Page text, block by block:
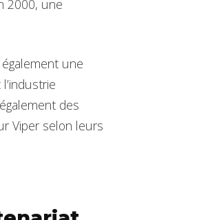
2000, une
une
des
Viper selon leurs